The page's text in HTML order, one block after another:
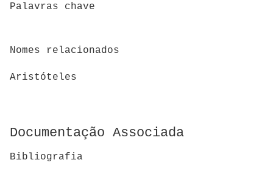
Palavras chave
Nomes relacionados
Aristóteles
Documentação Associada
Bibliografia